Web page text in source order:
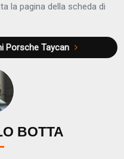
la pagina della scheda di
Porsche Taycan
BOTTA